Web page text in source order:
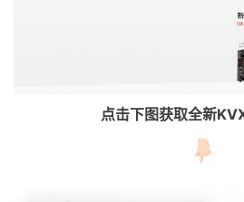
点击下图获取全新